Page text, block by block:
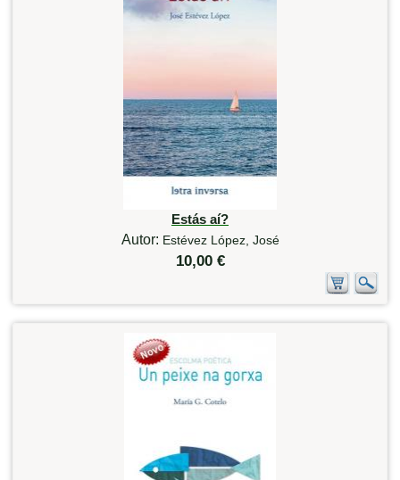
Estás aí?
Autor: Estévez López, José
10,00 €